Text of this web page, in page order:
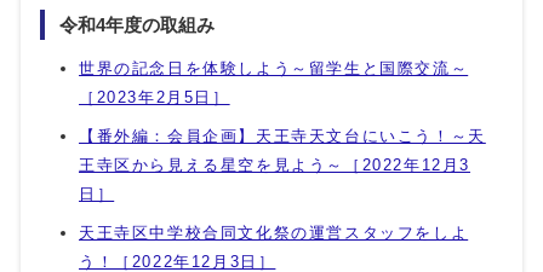
令和4年度の取組み
世界の記念日を体験しよう～留学生と国際交流～
［2023年2月5日］
【番外編：会員企画】天王寺天文台にいこう！～天
王寺区から見える星空を見よう～［2022年12月3
日］
天王寺区中学校合同文化祭の運営スタッフをしよ
う！［2022年12月3日］